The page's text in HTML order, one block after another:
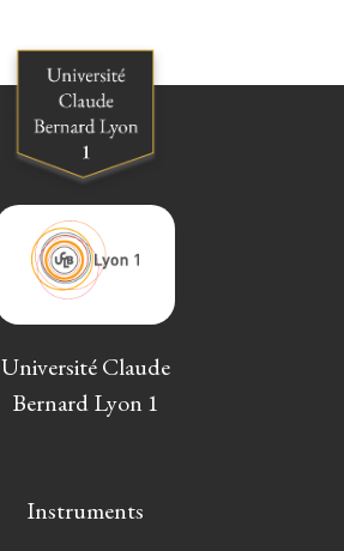
Université Claude
Bernard Lyon 1
Instruments